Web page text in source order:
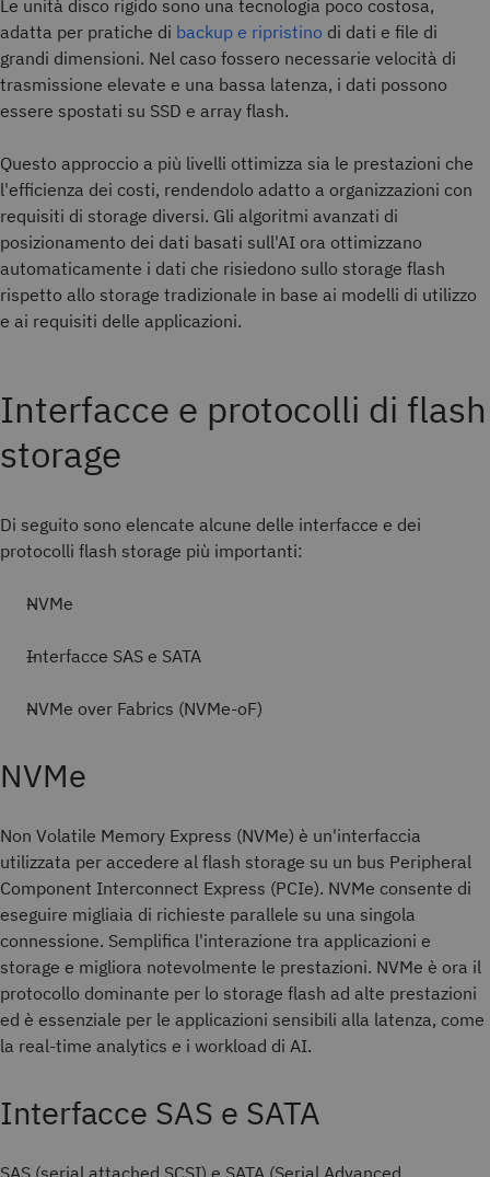
Le unità disco rigido sono una tecnologia poco costosa,
adatta per pratiche di backup e ripristino di dati e file di
grandi dimensioni. Nel caso fossero necessarie velocità di
trasmissione elevate e una bassa latenza, i dati possono
essere spostati su SSD e array flash.
Questo approccio a più livelli ottimizza sia le prestazioni che
l'efficienza dei costi, rendendolo adatto a organizzazioni con
requisiti di storage diversi. Gli algoritmi avanzati di
posizionamento dei dati basati sull'AI ora ottimizzano
automaticamente i dati che risiedono sullo storage flash
rispetto allo storage tradizionale in base ai modelli di utilizzo
e ai requisiti delle applicazioni.
Interfacce e protocolli di flash
storage
Di seguito sono elencate alcune delle interfacce e dei
protocolli flash storage più importanti:
NVMe
Interfacce SAS e SATA
NVMe over Fabrics (NVMe-oF)
NVMe
Non Volatile Memory Express (NVMe) è un'interfaccia
utilizzata per accedere al flash storage su un bus Peripheral
Component Interconnect Express (PCIe). NVMe consente di
eseguire migliaia di richieste parallele su una singola
connessione. Semplifica l'interazione tra applicazioni e
storage e migliora notevolmente le prestazioni. NVMe è ora il
protocollo dominante per lo storage flash ad alte prestazioni
ed è essenziale per le applicazioni sensibili alla latenza, come
la real-time analytics e i workload di AI.
Interfacce SAS e SATA
SAS (serial attached SCSI) e SATA (Serial Advanced